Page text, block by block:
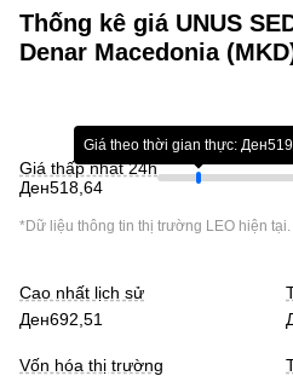
Thống kê giá UNUS
Denar Macedonia
Giá thấp nhất 24h
Ден518,64
Giá theo thời gian thực:
*Dữ liệu thông tin thị trường LEO hiện tại.
Cao nhất lịch sử
Ден692,51
Vốn hóa thị trường